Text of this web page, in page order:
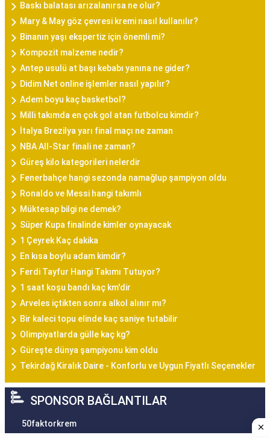
Baskı balatası arızalanırsa ne olur?
Mary & May göz çevresi kremi nasıl kullanılır?
Binanın yaşı ekspertiz için önemli mi?
Kompozit malzeme nedir?
Antep usulü at başı kebabı yanına ne gider?
Didim Net online işlemler nasıl yapılır?
Adem boyu kaç basketbol?
Milli takımda en çok gol atan futbolcu kimdir?
İtalya Brezilya yarı final maçı ne zaman
NBA All-Star finali ne zaman?
Güreş kilo kategorileri nelerdir
Fenerbahçe hangi sezonda namağlup şampiyon oldu
Ronaldo ve Messi hangi takımlı
Müktesap bilgi ne demek?
Süper Kupa finalinde kimler oynayacak
1 Çeyrek Kaç dakika
En kısa boylu adam kimdir?
Ferdi Tayfur Hangi Takımı Tutuyor?
1 saat koşu bandı kaç km'dir
Arveles içtikten sonra alkol alınır mı?
Bir kaleci topu elinde kaç saniye tutabilir
Olimpiyatlarda gülle kaç kg?
Güreşte dünya şampiyonu kim oldu
Tekirdağ Kiralık Daire - Konforlu ve Uygun Fiyatlı Seçenekler
SPONSOR BAĞLANTILAR
50faktorkrem